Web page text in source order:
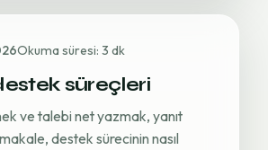
Okuma süresi: 3 dk
süreçleri
ve talebi net yazmak, yanıt
destek sürecinin nasıl